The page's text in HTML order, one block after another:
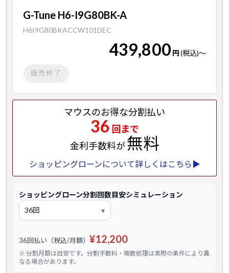
G-Tune H6-I9G80BK-A
H6I9G80BKACCW101DEC
439,800 円(税込)～
販売終了
マウスのお得な分割払い
36 回まで
金利手数料が無料
ショッピングローンについて詳しくはこちら▶
ショッピングローン分割回数目安シミュレーション
36回払い（税込/月額） ¥12,200
※ 分割月額は目安です。分割手数料・端数処理は実際の条件により異
なる場合があります。